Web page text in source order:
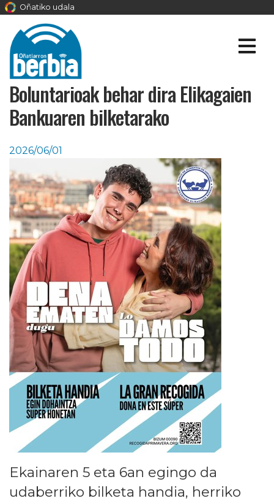
Oñatiko udala
Boluntarioak behar dira Elikagaien
Bankuaren bilketarako
2026/06/01
Ekainaren 5 eta 6an egingo da
udaberriko bilketa handia, herriko